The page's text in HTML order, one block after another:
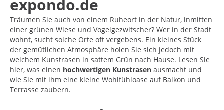
expondo.de
Träumen Sie auch von einem Ruheort in der Natur, inmitten
einer grünen Wiese und Vogelgezwitscher? Wer in der Stadt
wohnt, sucht solche Orte oft vergebens. Ein kleines Stück
der gemütlichen Atmosphäre holen Sie sich jedoch mit
weichem Kunstrasen in sattem Grün nach Hause. Lesen Sie
hier, was einen hochwertigen Kunstrasen ausmacht und
wie Sie mit ihm eine kleine Wohlfühloase auf Balkon und
Terrasse zaubern.